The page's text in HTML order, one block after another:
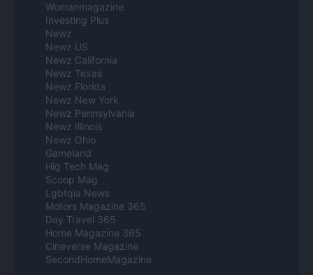
Womanmagazine
Investing Plus
Newz
Newz US
Newz California
Newz Texas
Newz Florida
Newz New York
Newz Pennsylvania
Newz Illinois
Newz Ohio
Gameland
Hig Tech Mag
Scoop Mag
Lgbtqia News
Motors Magazine 365
Day Travel 365
Home Magazine 365
Cineverse Magazine
SecondHomeMagazine